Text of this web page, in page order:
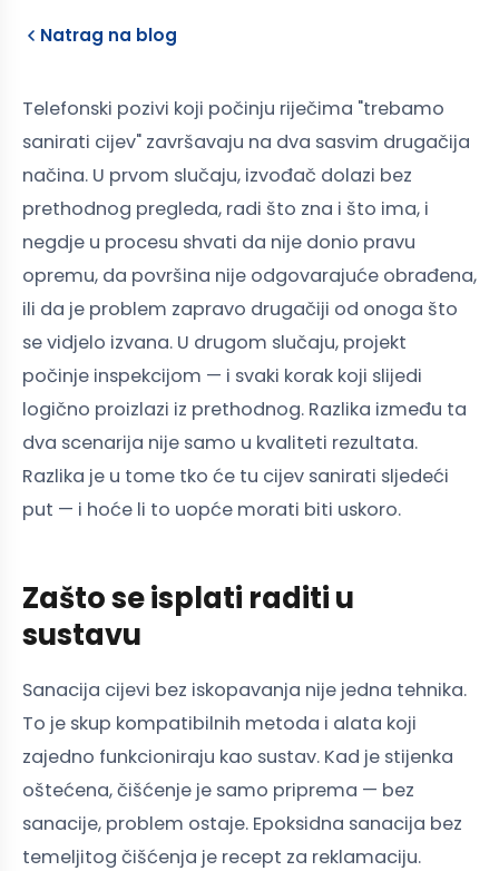
Natrag na blog
Telefonski pozivi koji počinju riječima "trebamo
sanirati cijev" završavaju na dva sasvim drugačija
načina. U prvom slučaju, izvođač dolazi bez
prethodnog pregleda, radi što zna i što ima, i
negdje u procesu shvati da nije donio pravu
opremu, da površina nije odgovarajuće obrađena,
ili da je problem zapravo drugačiji od onoga što
se vidjelo izvana. U drugom slučaju, projekt
počinje inspekcijom — i svaki korak koji slijedi
logično proizlazi iz prethodnog. Razlika između ta
dva scenarija nije samo u kvaliteti rezultata.
Razlika je u tome tko će tu cijev sanirati sljedeći
put — i hoće li to uopće morati biti uskoro.
Zašto se isplati raditi u
sustavu
Sanacija cijevi bez iskopavanja nije jedna tehnika.
To je skup kompatibilnih metoda i alata koji
zajedno funkcioniraju kao sustav. Kad je stijenka
oštećena, čišćenje je samo priprema — bez
sanacije, problem ostaje. Epoksidna sanacija bez
temeljitog čišćenja je recept za reklamaciju.